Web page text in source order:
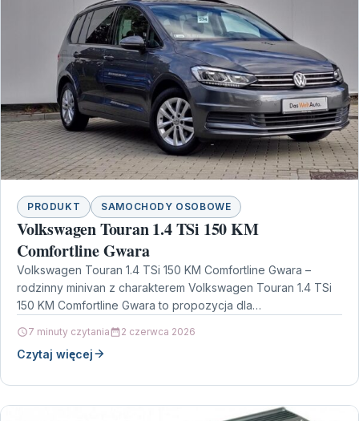
PRODUKT SAMOCHODY OSOBOWE
Volkswagen Touran 1.4 TSi 150 KM
Comfortline Gwara
Volkswagen Touran 1.4 TSi 150 KM Comfortline Gwara –
rodzinny minivan z charakterem Volkswagen Touran 1.4 TSi
150 KM Comfortline Gwara to propozycja dla…
7 minuty czytania 2 czerwca 2026
Czytaj więcej